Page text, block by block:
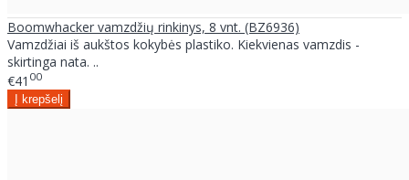
Boomwhacker vamzdžių rinkinys, 8 vnt. (BZ6936)
Vamzdžiai iš aukštos kokybės plastiko. Kiekvienas vamzdis -
skirtinga nata. ..
€41 00